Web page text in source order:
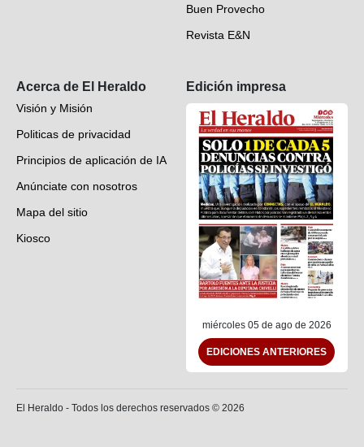
Buen Provecho
Revista E&N
Acerca de El Heraldo
Visión y Misión
Politicas de privacidad
Principios de aplicación de IA
Anúnciate con nosotros
Mapa del sitio
Kiosco
Edición impresa
miércoles 05 de ago de 2026
EDICIONES ANTERIORES
El Heraldo - Todos los derechos reservados © 2026